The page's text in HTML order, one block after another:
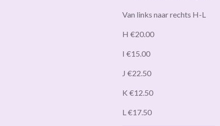
Van links naar rechts H-L
H €20.00
I €15.00
J €22.50
K €12.50
L €17.50